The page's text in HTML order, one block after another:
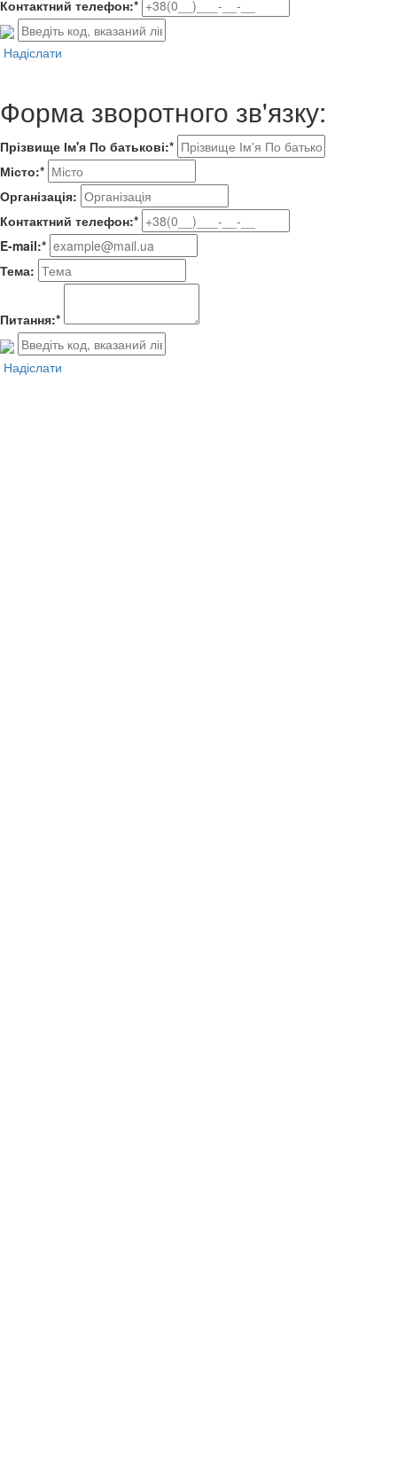
Контактний телефон:*
Надіслати
Форма зворотного зв'язку:
Прізвище Ім'я По батькові:*
Місто:*
Організація:
Контактний телефон:*
E-mail:*
Тема:
Питання:*
Надіслати